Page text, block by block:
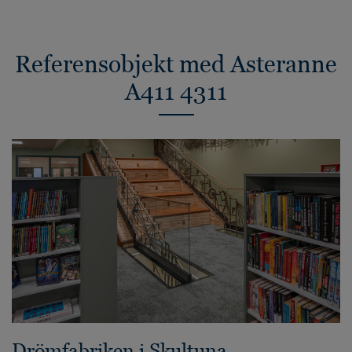
Referensobjekt med Asteranne
A411 4311